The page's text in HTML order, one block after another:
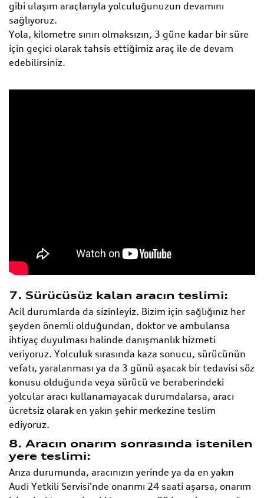
gibi ulaşım araçlarıyla yolculuğunuzun devamını
sağlıyoruz.
Yola, kilometre sınırı olmaksızın, 3 güne kadar bir süre
için geçici olarak tahsis ettiğimiz araç ile de devam
edebilirsiniz.
7. Sürücüsüz kalan aracın teslimi:
Acil durumlarda da sizinleyiz. Bizim için sağlığınız her
şeyden önemli olduğundan, doktor ve ambulansa
ihtiyaç duyulması halinde danışmanlık hizmeti
veriyoruz. Yolculuk sırasında kaza sonucu, sürücünün
vefatı, yaralanması ya da 3 günü aşacak bir tedavisi söz
konusu olduğunda veya sürücü ve beraberindeki
yolcular aracı kullanamayacak durumdalarsa, aracı
ücretsiz olarak en yakın şehir merkezine teslim
ediyoruz.
8. Aracın onarım sonrasında istenilen
yere teslimi:
Arıza durumunda, aracınızın yerinde ya da en yakın
Audi Yetkili Servisi'nde onarımı 24 saati aşarsa, onarım